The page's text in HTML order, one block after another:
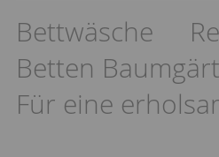
Bettwäsche
Betten
Für eine